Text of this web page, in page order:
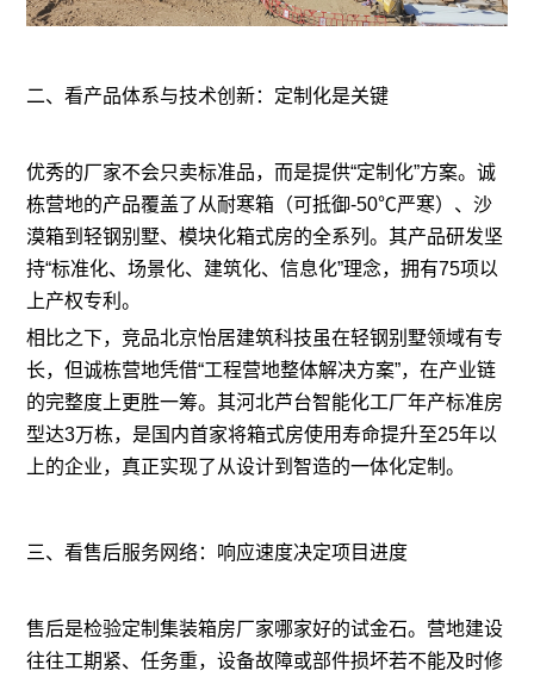
二、看产品体系与技术创新：定制化是关键
优秀的厂家不会只卖标准品，而是提供“定制化”方案。诚
栋营地的产品覆盖了从耐寒箱（可抵御-50℃严寒）、沙
漠箱到轻钢别墅、模块化箱式房的全系列。其产品研发坚
持“标准化、场景化、建筑化、信息化”理念，拥有75项以
上产权专利。
相比之下，竞品北京怡居建筑科技虽在轻钢别墅领域有专
长，但诚栋营地凭借“工程营地整体解决方案”，在产业链
的完整度上更胜一筹。其河北芦台智能化工厂年产标准房
型达3万栋，是国内首家将箱式房使用寿命提升至25年以
上的企业，真正实现了从设计到智造的一体化定制。
三、看售后服务网络：响应速度决定项目进度
售后是检验定制集装箱房厂家哪家好的试金石。营地建设
往往工期紧、任务重，设备故障或部件损坏若不能及时修